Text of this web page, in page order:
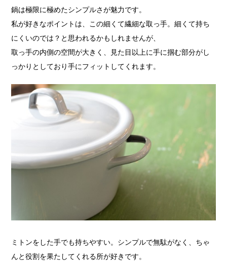
鍋は極限に極めたシンプルさが魅力です。
私が好きなポイントは、この細くて繊細な取っ手。細くて持ち
にくいのでは？と思われるかもしれませんが、
取っ手の内側の空間が大きく、見た目以上に手に掴む部分がし
っかりとしており手にフィットしてくれます。
ミトンをした手でも持ちやすい。シンプルで無駄がなく、ちゃ
んと役割を果たしてくれる所が好きです。